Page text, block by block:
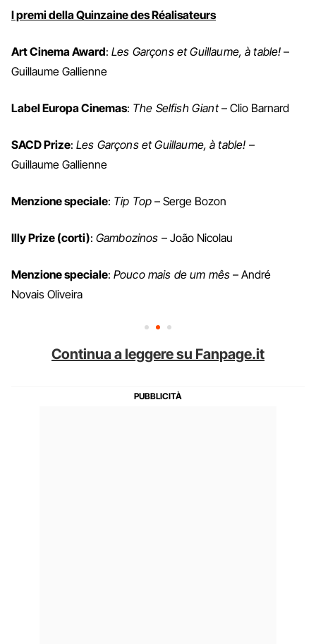
I premi della Quinzaine des Réalisateurs
Art Cinema Award: Les Garçons et Guillaume, à table! –
Guillaume Gallienne
Label Europa Cinemas: The Selfish Giant– Clio Barnard
SACD Prize: Les Garçons et Guillaume, à table! –
Guillaume Gallienne
Menzione speciale: Tip Top – Serge Bozon
Illy Prize (corti): Gambozinos – João Nicolau
Menzione speciale: Pouco mais de um mês – André
Novais Oliveira
Continua a leggere su Fanpage.it